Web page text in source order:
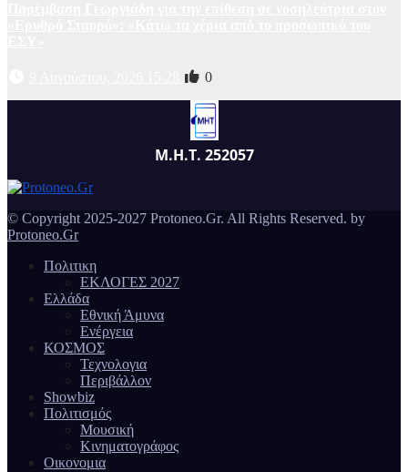
0
Μ.Η.Τ. 252057
© Copyright 2025-2027 Protoneo.Gr. All Rights Reserved. by
Protoneo.Gr
Πολιτικη
ΕΚΛΟΓΕΣ 2027
Ελλάδα
Εθνική Άμυνα
Ενέργεια
ΚΟΣΜΟΣ
Τεχνολογια
Περιβάλλον
Showbiz
Πολιτισμός
Μουσική
Κινηματογράφος
Οικονομια